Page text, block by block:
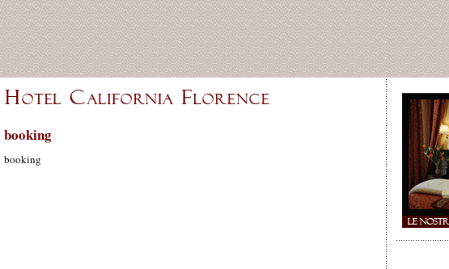
booking
booking